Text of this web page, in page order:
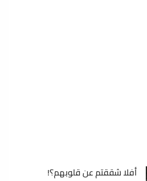
أفلا شققتم عن قلوبهم؟!